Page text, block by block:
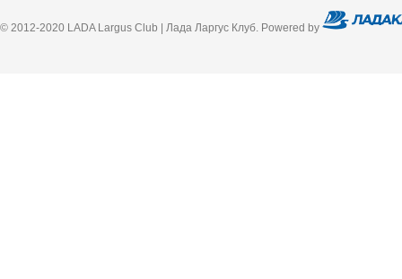
© 2012-2020 LADA Largus Club | Лада Ларгус Клуб. Powered by